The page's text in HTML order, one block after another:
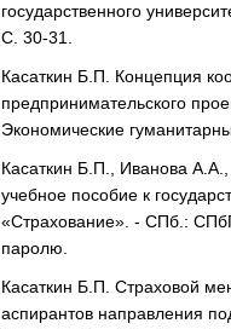
государственного
С. 30-31.
Касаткин Б.П. Концепция
предпринимательского
Экономические
Касаткин Б.П., Иванова
учебное пособие к
«Страхование». - СПб.:
паролю.
Касаткин Б.П. Страховой
аспирантов направления